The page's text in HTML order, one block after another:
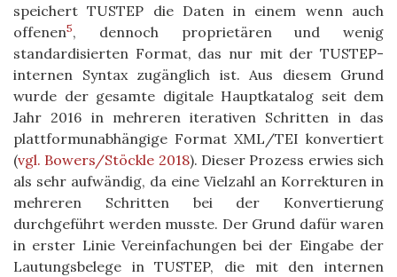
speichert TUSTEP die Daten in einem wenn auch
offenen5, dennoch proprietären und wenig
standardisierten Format, das nur mit der TUSTEP-
internen Syntax zugänglich ist. Aus diesem Grund
wurde der gesamte digitale Hauptkatalog seit dem
Jahr 2016 in mehreren iterativen Schritten in das
plattformunabhängige Format XML/TEI konvertiert
(vgl. Bowers/Stöckle 2018). Dieser Prozess erwies sich
als sehr aufwändig, da eine Vielzahl an Korrekturen in
mehreren Schritten bei der Konvertierung
durchgeführt werden musste. Der Grund dafür waren
in erster Linie Vereinfachungen bei der Eingabe der
Lautungsbelege in TUSTEP, die mit den internen